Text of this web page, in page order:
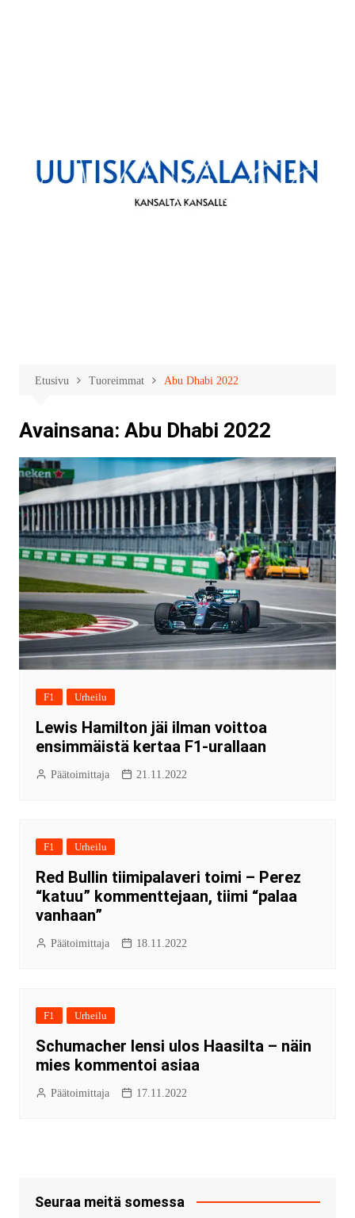
Etusivu Tuoreimmat Abu Dhabi 2022
Avainsana: Abu Dhabi 2022
F1 Urheilu
Lewis Hamilton jäi ilman voittoa
ensimmäistä kertaa F1-urallaan
Päätoimittaja 21.11.2022
F1 Urheilu
Red Bullin tiimipalaveri toimi – Perez
“katuu” kommenttejaan, tiimi “palaa
vanhaan”
Päätoimittaja 18.11.2022
F1 Urheilu
Schumacher lensi ulos Haasilta – näin
mies kommentoi asiaa
Päätoimittaja 17.11.2022
Seuraa meitä somessa